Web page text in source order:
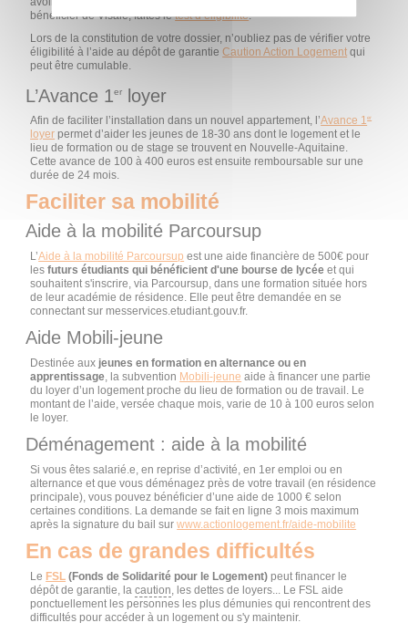
bénéficier de Visale, faites letest d’éligibilité.
Lors de la constitution de votre dossier, n’oubliez pas de vérifier votre
éligibilité à l’aide au dépôt de garantieCaution Action Logement qui
peut être cumulable.
L’Avance 1er loyer
Afin de faciliter l’installation dans un nouvel appartement, l’Avance 1er
loyer permet d’aider les jeunes de 18-30 ans dont le logement et le
lieu de formation ou de stage se trouvent en Nouvelle-Aquitaine.
Cette avance de 100 à 400 euros est ensuite remboursable sur une
durée de 24 mois.
Faciliter sa mobilité
Aide à la mobilité Parcoursup
L’Aide à la mobilité Parcoursup est une aide financière de 500€ pour
lesfuturs étudiants qui bénéficient d'une bourse de lycée et qui
souhaitent s'inscrire, via Parcoursup, dans une formation située hors
de leur académie de résidence. Elle peut être demandée en se
connectant sur messervices.etudiant.gouv.fr.
Aide Mobili-jeune
Destinée aux jeunes en formation en alternance ou en
apprentissage, la subvention Mobili-jeune aide à financer une partie
du loyer d’un logement proche du lieu de formation ou de travail. Le
montant de l’aide, versée chaque mois, varie de 10 à 100 euros selon
le loyer.
Déménagement : aide à la mobilité
Si vous êtes salarié.e, en reprise d’activité, en 1er emploi ou en
alternance et que vous déménagez près de votre travail (en résidence
principale), vous pouvez bénéficier d’une aide de 1000 € selon
certaines conditions. La demande se fait en ligne 3 mois maximum
après la signature du bail surwww.actionlogement.fr/aide-mobilite
En cas de grandes difficultés
Le FSL (Fonds de Solidarité pour le Logement)peut financer le
dépôt de garantie, lacaution, les dettes de loyers... Le FSL aide
ponctuellement les personnes les plus démunies qui rencontrent des
difficultés pour accéder à un logement ou s'y maintenir.